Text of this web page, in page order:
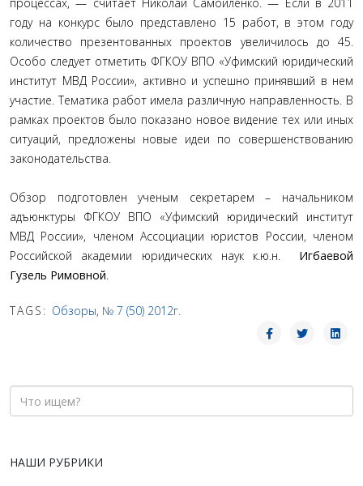
процессах, — считает Николай Самойленко. — Если в 2011
году на конкурс было представлено 15 работ, в этом году
количество презентованных проектов увеличилось до 45.
Особо следует отметить ФГКОУ ВПО «Уфимский юридический
институт МВД России», активно и успешно принявший в нем
участие. Тематика работ имела различную направленность. В
рамках проектов было показано новое видение тех или иных
ситуаций, предложены новые идеи по совершенствованию
законодательства.
Обзор подготовлен ученым секретарем – начальником
адъюнктуры ФГКОУ ВПО «Уфимский юридический институт
МВД России», членом Ассоциации юристов России, членом
Российской академии юридических наук к.ю.н. Игбаевой
Гузель Римовной.
TAGS: Обзоры, № 7 (50) 2012г.
НАШИ РУБРИКИ